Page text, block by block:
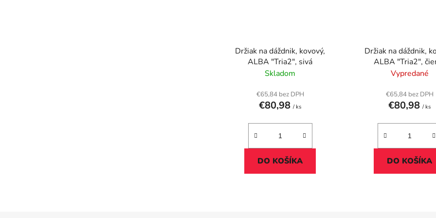
Držiak na dáždnik, kovový,
ALBA "Tria2", sivá
Skladom
€65,84 bez DPH
€80,98/ ks
DO KOŠÍKA
Držiak na dáždnik,
ALBA "Tria2",
Vypredané
€65,84 bez DPH
€80,98/ ks
DO KOŠÍKA